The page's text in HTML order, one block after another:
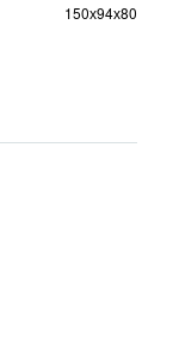
150х94х80